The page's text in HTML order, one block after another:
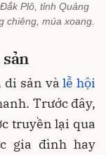
Plô, tỉnh Quảng
chiêng, múa xoang.
di sản vàlễ hội
Trước đây,
truyền lại qua
gia đình hay